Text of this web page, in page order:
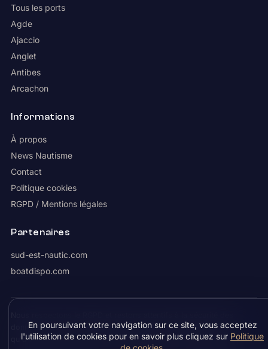
En poursuivant votre navigation sur ce site, vous acceptez
l'utilisation de cookies pour en savoir plus cliquez sur Politique
Tous les ports
Agde
Ajaccio
Anglet
Antibes
Arcachon
Informations
À propos
News Nautisme
Contact
Politique cookies
RGPD / Mentions légales
Partenaires
sud-est-nautic.com
boatdispo.com
données. Les coordonnées demandées sur Boatcible ne servent
qu'à vous contacter : aucune vente à un tiers n'est effectuée.